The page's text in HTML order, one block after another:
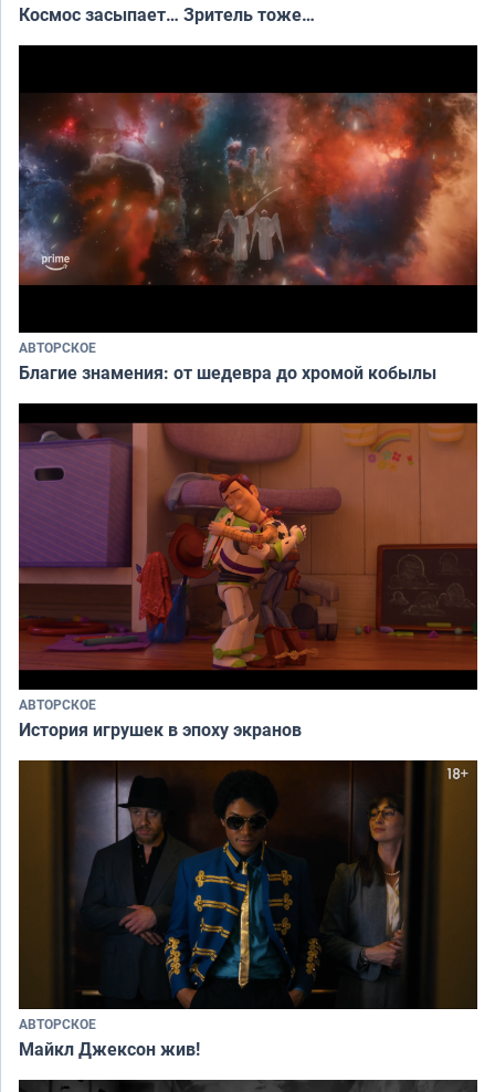
Космос засыпает… Зритель тоже…
АВТОРСКОЕ
Благие знамения: от шедевра до хромой кобылы
АВТОРСКОЕ
История игрушек в эпоху экранов
АВТОРСКОЕ
Майкл Джексон жив!